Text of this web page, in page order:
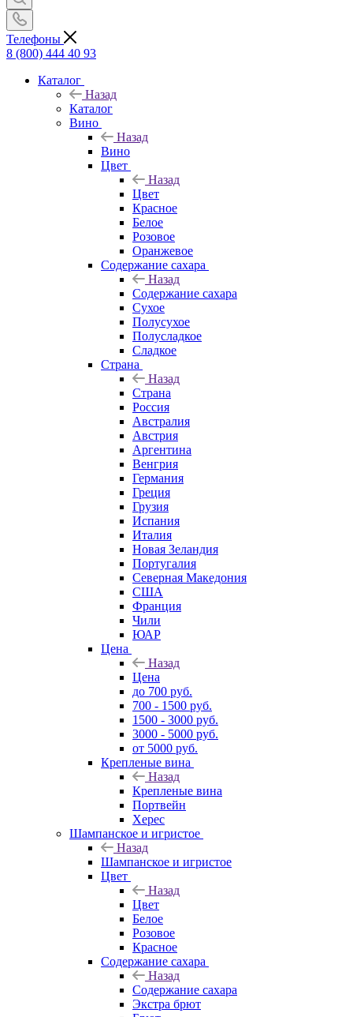
Телефоны
8 (800) 444 40 93
Каталог
Назад
Каталог
Вино
Назад
Вино
Цвет
Назад
Цвет
Красное
Белое
Розовое
Оранжевое
Содержание сахара
Назад
Содержание сахара
Сухое
Полусухое
Полусладкое
Сладкое
Страна
Назад
Страна
Россия
Австралия
Австрия
Аргентина
Венгрия
Германия
Греция
Грузия
Испания
Италия
Новая Зеландия
Португалия
Северная Македония
США
Франция
Чили
ЮАР
Цена
Назад
Цена
до 700 руб.
700 - 1500 руб.
1500 - 3000 руб.
3000 - 5000 руб.
от 5000 руб.
Крепленые вина
Назад
Крепленые вина
Портвейн
Херес
Шампанское и игристое
Назад
Шампанское и игристое
Цвет
Назад
Цвет
Белое
Розовое
Красное
Содержание сахара
Назад
Содержание сахара
Экстра брют